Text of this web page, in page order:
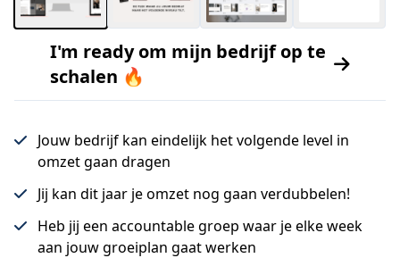
I'm ready om mijn bedrijf op te
schalen 🔥
Jouw bedrijf kan eindelijk het volgende level in
omzet gaan dragen
Jij kan dit jaar je omzet nog gaan verdubbelen!
Heb jij een accountable groep waar je elke week
aan jouw groeiplan gaat werken